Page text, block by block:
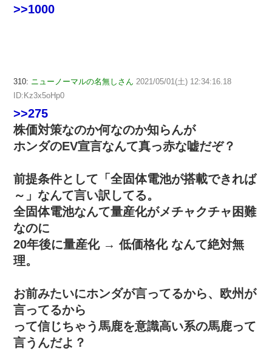
>>1000
310: ニューノーマルの名無しさん 2021/05/01(土) 12:34:16.18
ID:Kz3x5oHp0
>>275
株価対策なのか何なのか知らんが
ホンダのEV宣言なんて真っ赤な嘘だぞ？
前提条件として「全固体電池が搭載できれば
～」なんて言い訳してる。
全固体電池なんて量産化がメチャクチャ困難
なのに
20年後に量産化 → 低価格化 なんて絶対無
理。
お前みたいにホンダが言ってるから、欧州が
言ってるから
って信じちゃう馬鹿を意識高い系の馬鹿って
言うんだよ？